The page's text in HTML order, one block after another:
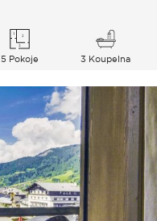
5 Pokoje 3 Koupelna